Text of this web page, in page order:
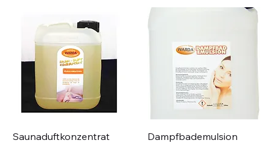
Saunaduftkonzentrat
Dampfbademulsion